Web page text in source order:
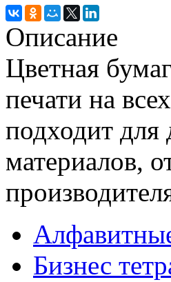
Описание
Цветная
печати на
подходит для
материалов,
Бизнес